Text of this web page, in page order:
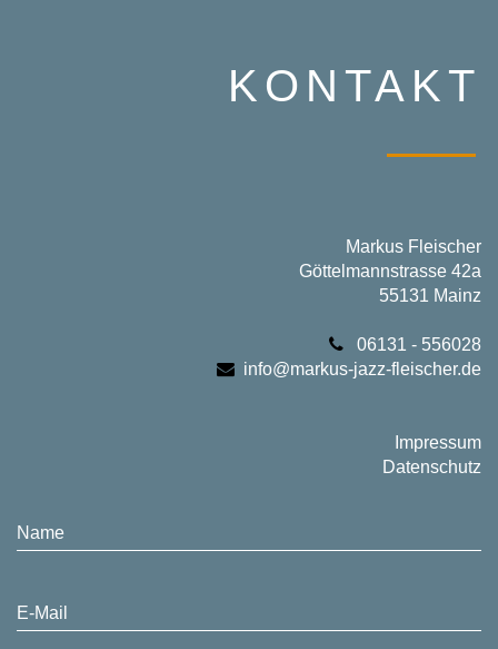
KONTAKT
Markus Fleischer
Göttelmannstrasse 42a
55131 Mainz
06131 - 556028
info@markus-jazz-fleischer.de
Impressum
Datenschutz
Name
E-Mail